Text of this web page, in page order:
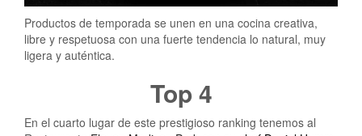
Productos de temporada se unen en una cocina creativa,
libre y respetuosa con una fuerte tendencia lo natural, muy
ligera y auténtica.
Top 4
En el cuarto lugar de este prestigioso ranking tenemos al